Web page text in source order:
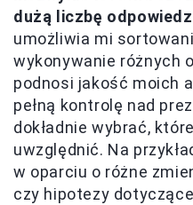
dużą liczbę
umożliwia mi
wykonywanie różnych
podnosi jakość moich
pełną kontrolę nad
dokładnie wybrać,
uwzględnić. Na
w oparciu o różne
czy hipotezy